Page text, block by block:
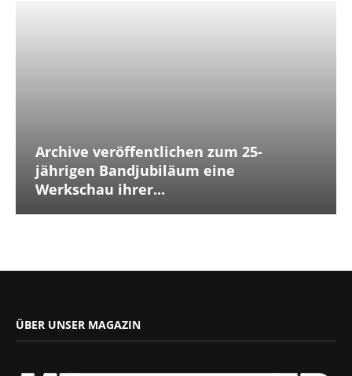
Archive veröffentlichen zum 25-
jährigen Bandjubiläum eine
Werkschau ihrer...
ÜBER UNSER MAGAZIN